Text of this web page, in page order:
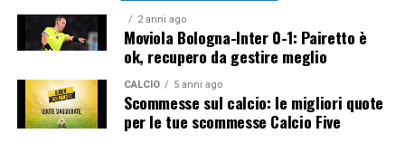
2 anni ago
Moviola Bologna-Inter 0-1: Pairetto è
ok, recupero da gestire meglio
CALCIO 5 anni ago
Scommesse sul calcio: le migliori quote
per le tue scommesse Calcio Five